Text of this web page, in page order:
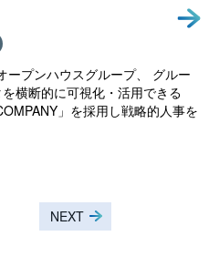
ープンハウスグループ、 グルー
横断的に可視化・活用できる
」を採用し戦略的人事を
NEXT